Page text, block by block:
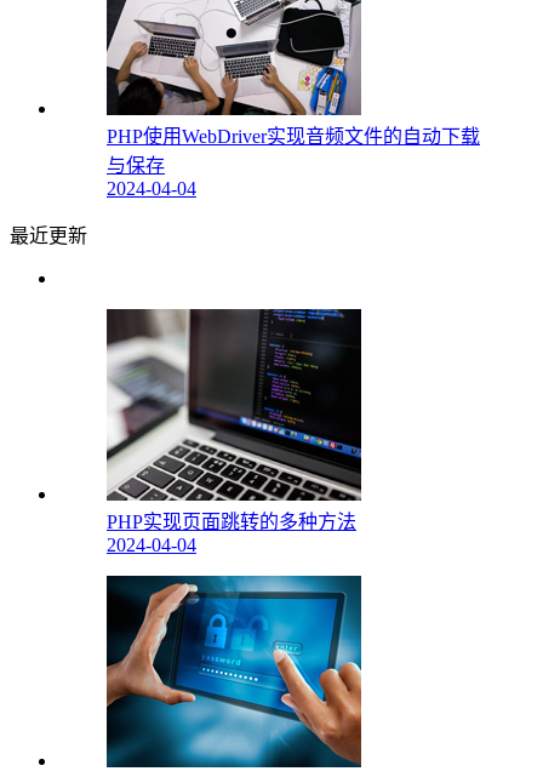
PHP使用WebDriver实现音频文件的自动下载
与保存
2024-04-04
最近更新
PHP实现页面跳转的多种方法
2024-04-04